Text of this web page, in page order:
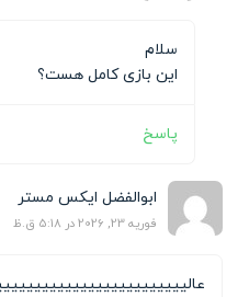
سلام
این بازی کامل هست؟
پاسخ
ابوالفضل ایکس مستر
فوریه 23, 2026 در 5:18 ق.ظ